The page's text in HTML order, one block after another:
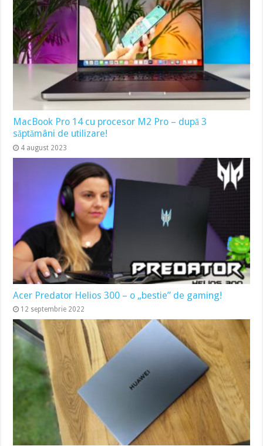
MacBook Pro 14 cu procesor M2 Pro – după 3
săptămâni de utilizare!
4 august 2023
Acer Predator Helios 300 – o „bestie” de gaming!
12 septembrie 2022